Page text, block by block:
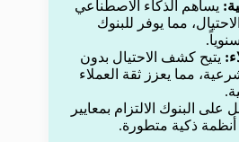
يساهم الذكاء الاصطناعي
مما يوفر للبنوك
يتيح كشف الاحتيال بدون
مما يعزز ثقة العملاء
على البنوك الالتزام بمعايير
أنظمة ذكية متطورة.